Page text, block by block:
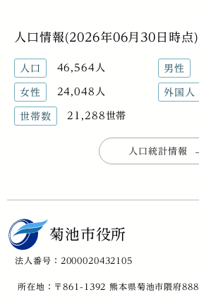
人口情報(2026年06月30日時点)
人口 46,564人 男性
女性 24,048人 外国人
世帯数 21,288世帯
人口統計情報
菊池市役所
法人番号：2000020432105
所在地：〒861-1392 熊本県菊池市隈府888